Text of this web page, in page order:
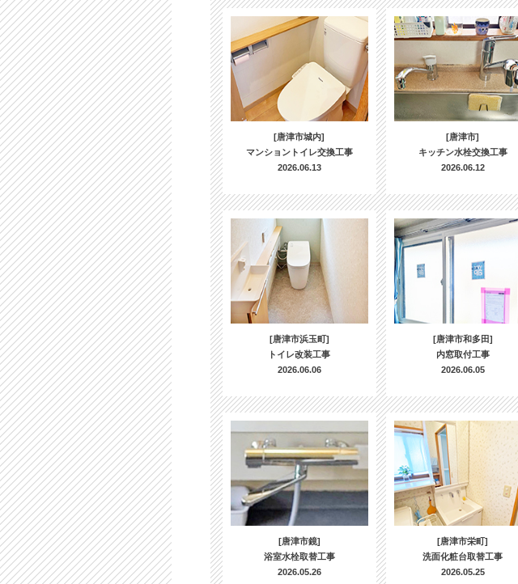
[唐津市城内]
マンショントイレ交換工事
2026.06.13
[唐津市]
キッチン水栓交換工事
2026.06.12
[唐津市浜玉町]
トイレ改装工事
2026.06.06
[唐津市和多田]
内窓取付工事
2026.06.05
[唐津市鏡]
浴室水栓取替工事
2026.05.26
[唐津市栄町]
洗面化粧台取替工事
2026.05.25